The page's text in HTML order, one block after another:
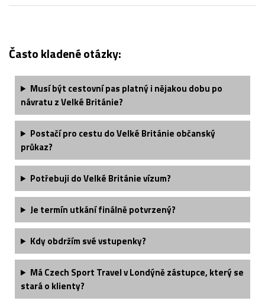
Často kladené otázky:
Musí být cestovní pas platný i nějakou dobu po
návratu z Velké Británie?
Postačí pro cestu do Velké Británie občanský
průkaz?
Potřebuji do Velké Británie vízum?
Je termín utkání finálně potvrzený?
Kdy obdržím své vstupenky?
Má Czech Sport Travel v Londýně zástupce, který se
stará o klienty?